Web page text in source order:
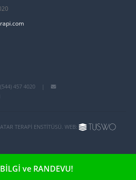
457 4020
TERAPI ENSTITÜSÜ. WEB:
BİLGİ ve RANDEVU!